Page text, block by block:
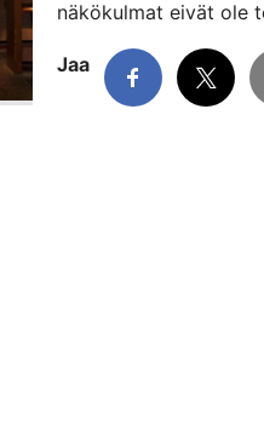
näkökulmat eivät ole
Jaa